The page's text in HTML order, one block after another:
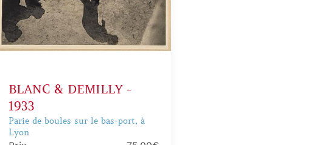
BLANC & DEMILLY -
1933
Parie de boules sur le bas-port, à
Lyon